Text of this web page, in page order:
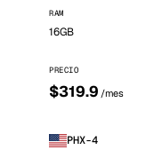
RAM
16GB
PRECIO
$319.9 /mes
PHX-4